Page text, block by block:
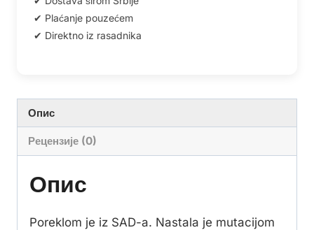
Опис
Рецензије (0)
Опис
Poreklom je iz SAD-a. Nastala je mutacijom